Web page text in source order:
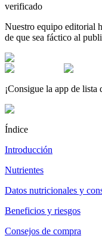
verificado
Nuestro equipo editorial
de que sea fáctico al
¡Consigue la app de
Índice
Introducción
Nutrientes
Datos nutricionales y
Beneficios y riesgos
Consejos de compra